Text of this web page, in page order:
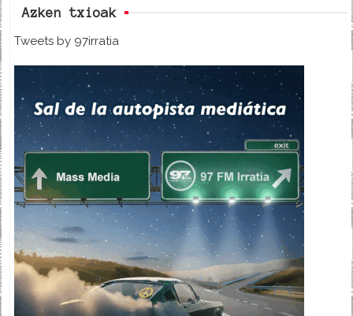
Azken txioak
Tweets by 97irratia